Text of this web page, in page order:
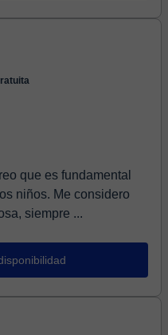
que es fundamental
niños. Me considero
siempre ...